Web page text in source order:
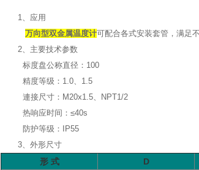
1、应用
万向型双金属温度计可配合各式安装套管，满足
2、主要技术参数
标度盘公称直径：100
精度等级：1.0、1.5
連接尺寸：M20x1.5、NPT1/2
热响应时间：≤40s
防护等级：IP55
3、外形尺寸
形 式 D